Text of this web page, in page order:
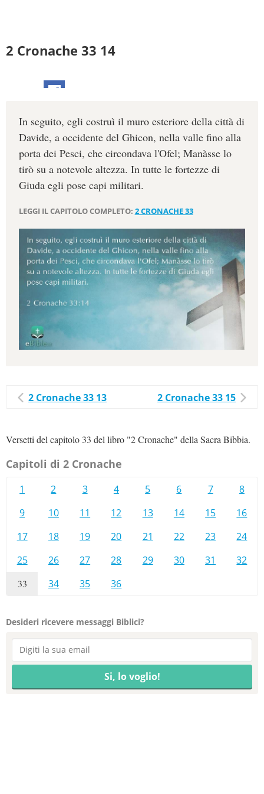
2 Cronache 33 14
In seguito, egli costruì il muro esteriore della città di
Davide, a occidente del Ghicon, nella valle fino alla
porta dei Pesci, che circondava l'Ofel; Manàsse lo
tirò su a notevole altezza. In tutte le fortezze di
Giuda egli pose capi militari.
LEGGI IL CAPITOLO COMPLETO: 2 CRONACHE 33
2 Cronache 33 13 2 Cronache 33 15
Versetti del capitolo 33 del libro "2 Cronache" della Sacra Bibbia.
Capitoli di 2 Cronache
1 2 3 4 5 6 7
8
9
10 11 12 13 14 15
16
17
18 19 20 21 22 23
24
25
26 27 28 29 30 31 32
33 34 35 36
Desideri ricevere messaggi Biblici?